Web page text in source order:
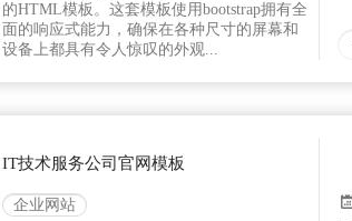
的HTML模板。这套模板使用bootstrap拥有全
面的响应式能力，确保在各种尺寸的屏幕和
设备上都具有令人惊叹的外观...
IT技术服务公司官网模板
企业网站